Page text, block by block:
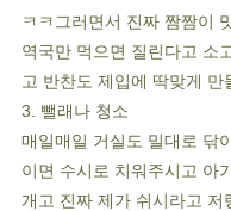
ㅋㅋ그러면서 진짜 짬짬이
역국만 먹으면 질린다고 소
고 반찬도 제입에 딱맞게
3. 뺄래나 청소
매일매일 거실도 밀대로 닦
이면 수시로 치워주시고 아
개고 진짜 제가 쉬시라고